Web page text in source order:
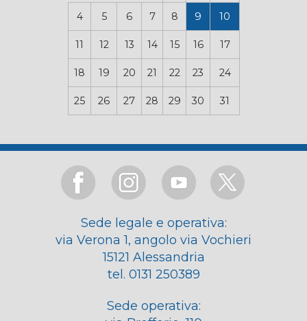
4 5 6 7 8 9 10
11 12 13 14 15 16 17
18 19 20 21 22 23 24
25 26 27 28 29 30 31
Sede legale e operativa:
via Verona 1, angolo via Vochieri
15121 Alessandria
tel. 0131 250389
Sede operativa: